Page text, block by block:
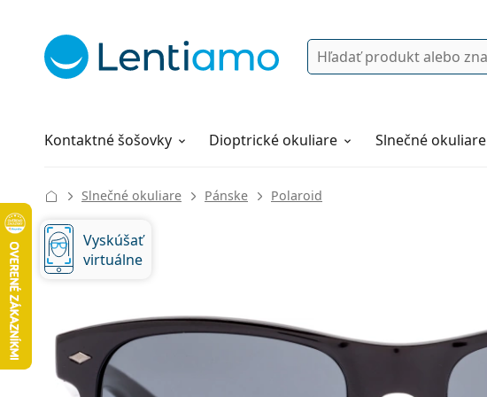
Vyhľadávanie
Kontaktné šošovky
Roztoky Dioptrické okuliare Slnečné okuliare
Všetko o nákupe
Slnečné okuliare Pánske Polaroid
Vyskúšať
virtuálne